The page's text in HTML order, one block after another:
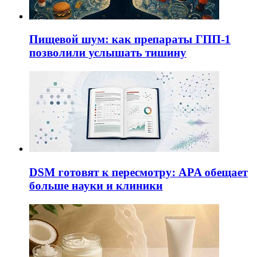
Пищевой шум: как препараты ГПП-1
позволили услышать тишину
DSM готовят к пересмотру: APA обещает
больше науки и клиники